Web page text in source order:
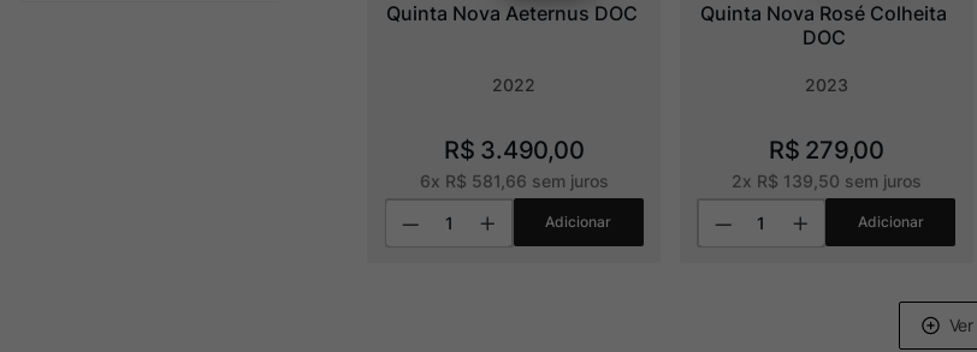
Quinta Nova Aeternus DOC
2022
R$ 3.490,00
6x R$ 581 66 sem juros
Adicionar
Quinta Nova Rosé Colheita
DOC
2023
R$ 279,00
2x R$ 139 50 sem juros
Adicionar